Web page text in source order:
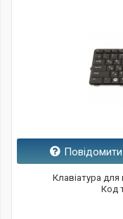
Повідомити
Клавіатура для
Код